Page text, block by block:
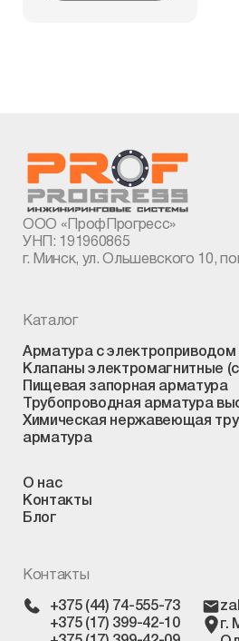
ООО «ПрофПрогресс»
УНП: 191960865
г. Минск, ул. Ольшевского 10,
Каталог
Арматура с
Клапаны электромагнитные
Пищевая запорная арматура
Трубопроводная арматура
Химическая нержавеющая
арматура
О нас
Контакты
Блог
Контакты
+375 (44) 74-555-73
+375 (17) 399-42-10
г.